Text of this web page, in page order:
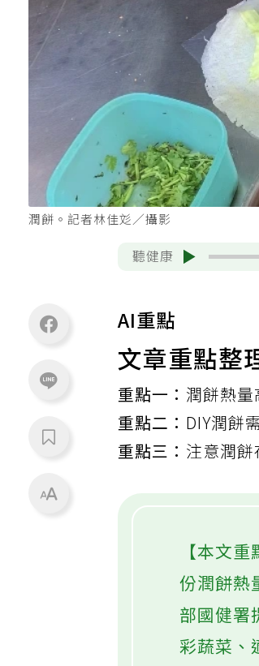
潤餅。記者林佳彣／攝影
聽健康
AI重點
文章重點整
重點一： 潤餅熱量
重點二： DIY潤餅
重點三： 注意潤餅
【本文
份潤餅熱
部國健署
彩蔬菜、